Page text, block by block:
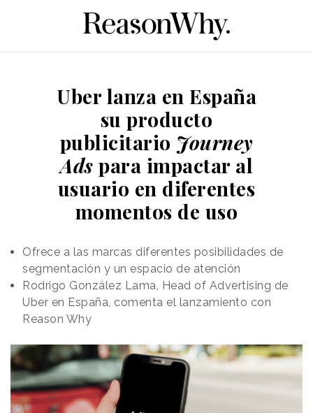
Uber lanza en España
su producto
publicitario Journey
Ads para impactar al
usuario en diferentes
momentos de uso
Ofrece a las marcas diferentes posibilidades de
segmentación y un espacio de atención
Rodrigo González Lama, Head of Advertising de
Uber en España, comenta el lanzamiento con
Reason Why